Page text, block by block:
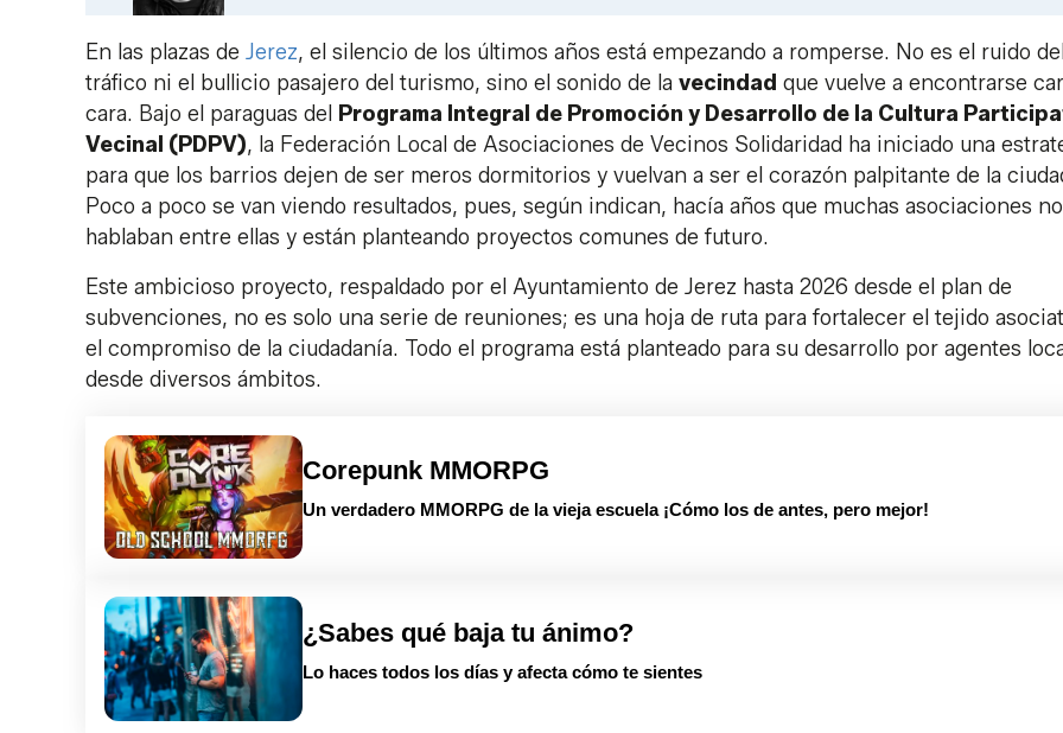
En las plazas de Jerez, el silencio de los últimos años está empezando a romperse. No es el ruido
tráfico ni el bullicio pasajero del turismo, sino el sonido de la vecindad que vuelve a encontrarse
cara. Bajo el paraguas del
Programa Integral de Promoción y Desarrollo de la Cultura
Vecinal (PDPV), la Federación Local de Asociaciones de Vecinos Solidaridad ha iniciado una
para que los barrios dejen de ser meros dormitorios y vuelvan a ser el corazón palpitante de la
Poco a poco se van viendo resultados, pues, según indican, hacía años que muchas asociaciones no
hablaban entre ellas y están planteando proyectos comunes de futuro.
Este ambicioso proyecto, respaldado por el Ayuntamiento de Jerez hasta 2026 desde el plan de
subvenciones, no es solo una serie de reuniones; es una hoja de ruta para fortalecer el tejido
el compromiso de la ciudadanía. Todo el programa está planteado para su desarrollo por agentes
desde diversos ámbitos.
Corepunk MMORPG
Un verdadero MMORPG de la vieja escuela ¡Cómo los de antes, pero mejor!
¿Sabes qué baja tu ánimo?
Lo haces todos los días y afecta cómo te sientes